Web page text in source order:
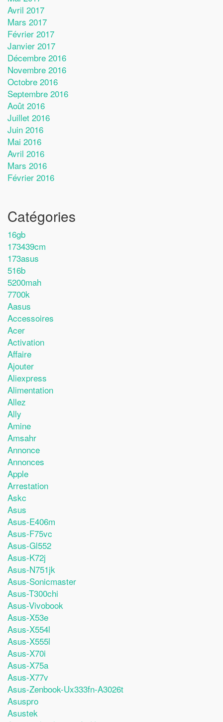
Avril 2017
Mars 2017
Février 2017
Janvier 2017
Décembre 2016
Novembre 2016
Octobre 2016
Septembre 2016
Août 2016
Juillet 2016
Juin 2016
Mai 2016
Avril 2016
Mars 2016
Février 2016
Catégories
16gb
173439cm
173asus
516b
5200mah
7700k
Aasus
Accessoires
Acer
Activation
Affaire
Ajouter
Aliexpress
Alimentation
Allez
Ally
Amine
Amsahr
Annonce
Annonces
Apple
Arrestation
Askc
Asus
Asus-E406m
Asus-F75vc
Asus-Gl552
Asus-K72j
Asus-N751jk
Asus-Sonicmaster
Asus-T300chi
Asus-Vivobook
Asus-X53e
Asus-X554l
Asus-X555l
Asus-X70i
Asus-X75a
Asus-X77v
Asus-Zenbook-Ux333fn-A3026t
Asuspro
Asustek